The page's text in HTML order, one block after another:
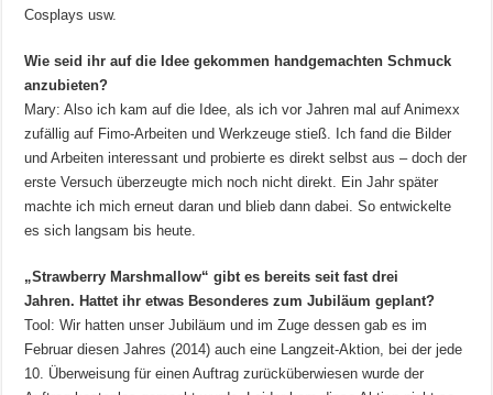
Cosplays usw.
Wie seid ihr auf die Idee gekommen handgemachten Schmuck
anzubieten?
Mary: Also ich kam auf die Idee, als ich vor Jahren mal auf Animexx
zufällig auf Fimo-Arbeiten und Werkzeuge stieß. Ich fand die Bilder
und Arbeiten interessant und probierte es direkt selbst aus – doch der
erste Versuch überzeugte mich noch nicht direkt. Ein Jahr später
machte ich mich erneut daran und blieb dann dabei. So entwickelte
es sich langsam bis heute.
„Strawberry Marshmallow“ gibt es bereits seit fast drei
Jahren. Hattet ihr etwas Besonderes zum Jubiläum geplant?
Tool: Wir hatten unser Jubiläum und im Zuge dessen gab es im
Februar diesen Jahres (2014) auch eine Langzeit-Aktion, bei der jede
10. Überweisung für einen Auftrag zurücküberwiesen wurde der